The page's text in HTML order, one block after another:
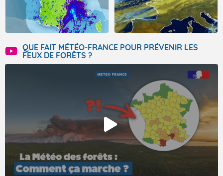
QUE FAIT MÉTÉO-FRANCE POUR PRÉVENIR LES
FEUX DE FORÊTS ?